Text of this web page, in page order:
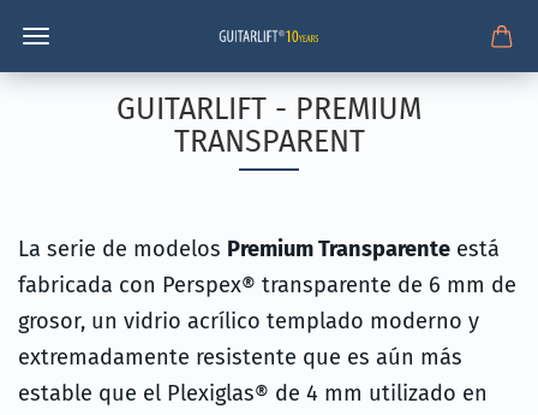
GUITARLIFT - PREMIUM
TRANSPARENT
La serie de modelos Premium Transparente está
fabricada con Perspex® transparente de 6 mm de
grosor, un vidrio acrílico templado moderno y
extremadamente resistente que es aún más
estable que el Plexiglas® de 4 mm utilizado en